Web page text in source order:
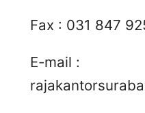
Fax : 031 847
E-mail :